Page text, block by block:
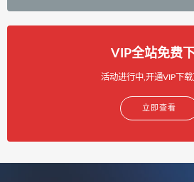
VIP全站免费
活动进行中,开通VIP下
立即查看